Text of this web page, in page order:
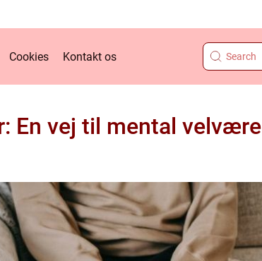
Cookies Kontakt os
En vej til mental velvære